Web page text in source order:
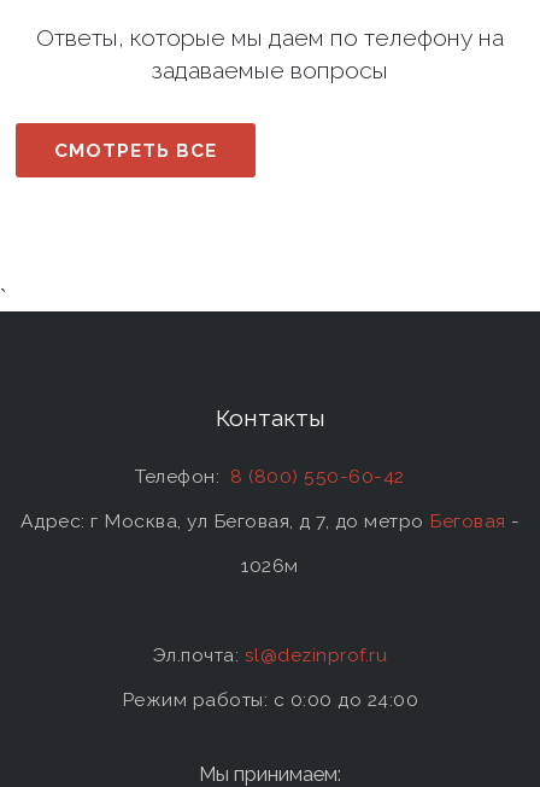
Ответы, которые мы даем по телефону на
задаваемые вопросы
СМОТРЕТЬ ВСЕ
`
Контакты
Телефон: 8 (800) 550-60-42
Адрес: г Москва, ул Беговая, д 7, до метро Беговая -
1026м
Эл.почта: sl@dezinprof.ru
Режим работы: c 0:00 до 24:00
Мы принимаем: